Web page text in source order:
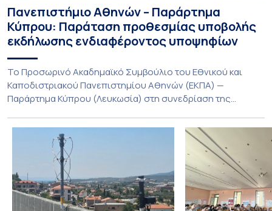
Πανεπιστήμιο Αθηνών – Παράρτημα
Κύπρου: Παράταση προθεσμίας υποβολής
εκδήλωσης ενδιαφέροντος υποψηφίων
Το Προσωρινό Ακαδημαϊκό Συμβούλιο του Εθνικού και
Καποδιστριακού Πανεπιστημίου Αθηνών (ΕΚΠΑ) —
Παράρτημα Κύπρου (Λευκωσία) στη συνεδρίαση της
παράταση της προθεσμίας υποβολής εκδήλωσης
ενδιαφέροντος για την φοίτηση σε Προγράμματα Σπουδών,
Τμημάτων του Πανεπιστημίου μας στο Παράρτημα Κύπρου
για το ακαδημαϊκό έτος 2026-2027, έως τη Δευτέρα 31
Αυγούστου 2026. […]